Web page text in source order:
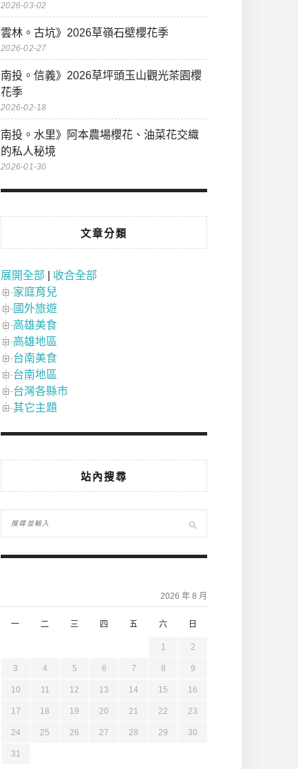
2026-03-02
雲林。古坑》2026草嶺石壁櫻花季
2026-02-27
南投。信義》2026草坪頭玉山觀光茶園櫻
花季
2026-02-18
南投。水里》阿本農場櫻花、油菜花交織
的私人秘境
2026-01-30
文章分類
展開全部
收合全部
家庭育兒
國外旅遊
高雄美食
高雄地區
台南美食
台南地區
台灣各縣市
其它主題
站內搜尋
2026 年 8 月
一 二 三 四 五 六 日
1 2
3 4 5 6 7 8 9
10 11 12 13 14 15 16
17 18 19 20 21 22 23
24 25 26 27 28 29 30
31